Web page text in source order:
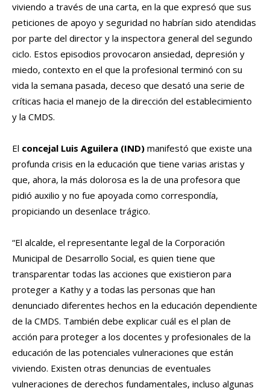
viviendo a través de una carta, en la que expresó que sus
peticiones de apoyo y seguridad no habrían sido atendidas
por parte del director y la inspectora general del segundo
ciclo. Estos episodios provocaron ansiedad, depresión y
miedo, contexto en el que la profesional terminó con su
vida la semana pasada, deceso que desató una serie de
críticas hacia el manejo de la dirección del establecimiento
y la CMDS.
El concejal Luis Aguilera (IND) manifestó que existe una
profunda crisis en la educación que tiene varias aristas y
que, ahora, la más dolorosa es la de una profesora que
pidió auxilio y no fue apoyada como correspondía,
propiciando un desenlace trágico.
“El alcalde, el representante legal de la Corporación
Municipal de Desarrollo Social, es quien tiene que
transparentar todas las acciones que existieron para
proteger a Kathy y a todas las personas que han
denunciado diferentes hechos en la educación dependiente
de la CMDS. También debe explicar cuál es el plan de
acción para proteger a los docentes y profesionales de la
educación de las potenciales vulneraciones que están
viviendo. Existen otras denuncias de eventuales
vulneraciones de derechos fundamentales, incluso algunas